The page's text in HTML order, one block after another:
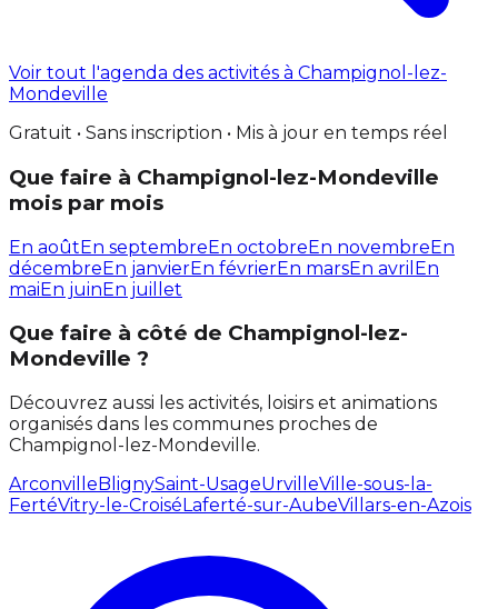
Voir tout l'agenda des activités à Champignol-lez-
Mondeville
Gratuit • Sans inscription • Mis à jour en temps réel
Que faire à Champignol-lez-Mondeville
mois par mois
En aoûtEn septembreEn octobreEn novembreEn
décembreEn janvierEn févrierEn marsEn avril En
maiEn juinEn juillet
Que faire à côté de Champignol-lez-
Mondeville ?
Découvrez aussi les activités, loisirs et animations
organisés dans les communes proches de
Champignol-lez-Mondeville.
ArconvilleBlignySaint-UsageUrvilleVille-sous-la-
FertéVitry-le-CroiséLaferté-sur-AubeVillars-en-Azois